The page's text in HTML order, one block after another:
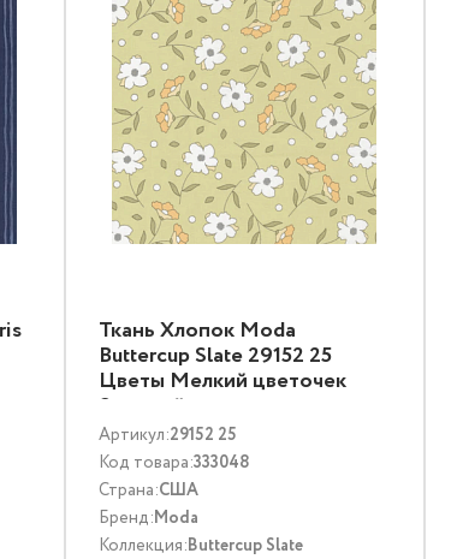
Ткань Хлопок Moda
Buttercup Slate 29152 25
Цветы Мелкий цветочек
Зеленый
Артикул:29152 25
Код товара:333048
Страна:США
Бренд:Moda
Коллекция:Buttercup Slate